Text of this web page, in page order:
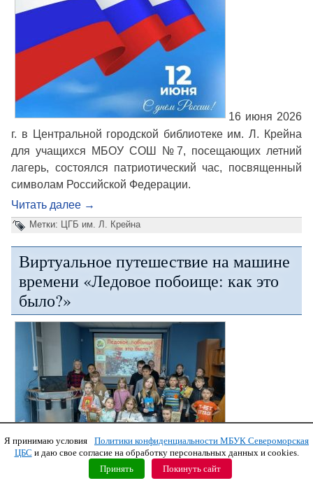
16 июня 2026
г. в Центральной городской библиотеке им. Л. Крейна
для учащихся МБОУ СОШ №7, посещающих летний
лагерь, состоялся патриотический час, посвященный
символам Российской Федерации.
Читать далее →
Метки: ЦГБ им. Л. Крейна
Виртуальное путешествие на машине
времени «Ледовое побоище: как это
было?»
Я принимаю условия
Политики конфиденциальности МБУК Североморская
ЦБС и даю свое согласие на обработку персональных данных и cookies.
Принять
Покинуть сайт